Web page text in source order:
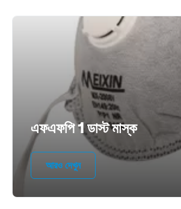
এফএফপি 1 ডাস্ট মাস্ক
আরও দেখুন